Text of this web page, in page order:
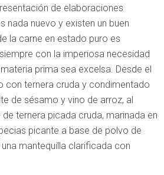
de elaboraciones
nada nuevo y existen un buen
la carne en estado puro es
con la imperiosa necesidad
prima sea excelsa. Desde el
con ternera cruda y condimentado
de sésamo y vino de arroz, al
ternera picada cruda, marinada en
picante a base de polvo de
una mantequilla clarificada con